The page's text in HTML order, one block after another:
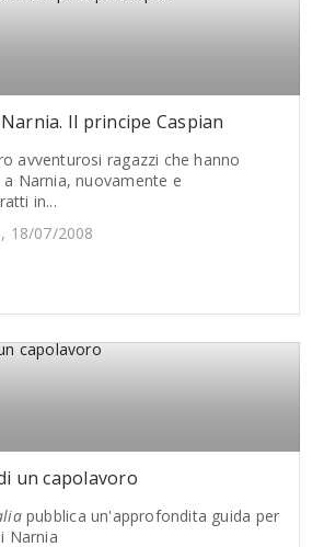
Il principe Caspian
avventurosi ragazzi che hanno
Narnia, nuovamente e
in...
18/07/2008
un capolavoro
pubblica un'approfondita guida per
Narnia